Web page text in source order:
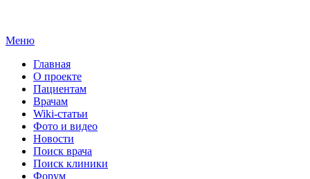
Меню
Главная
О проекте
Пациентам
Врачам
Wiki-статьи
Фото и видео
Новости
Поиск врача
Поиск клиники
Форум